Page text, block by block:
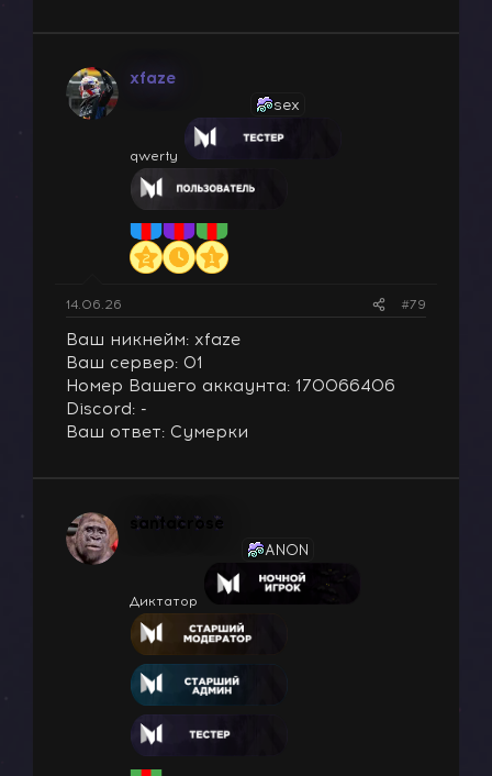
xfaze
sex
qwerty
14.06.26 #79
Ваш никнейм: xfaze
Ваш сервер: 01
Номер Вашего аккаунта: 170066406
Discord: -
Ваш ответ: Сумерки
santacrose
ANON
Диктатор